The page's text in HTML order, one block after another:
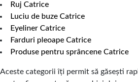
Ruj Catrice
Luciu de buze Catrice
Eyeliner Catrice
Farduri pleoape Catrice
Produse pentru sprâncene Catrice
Aceste categorii îți permit să găsești